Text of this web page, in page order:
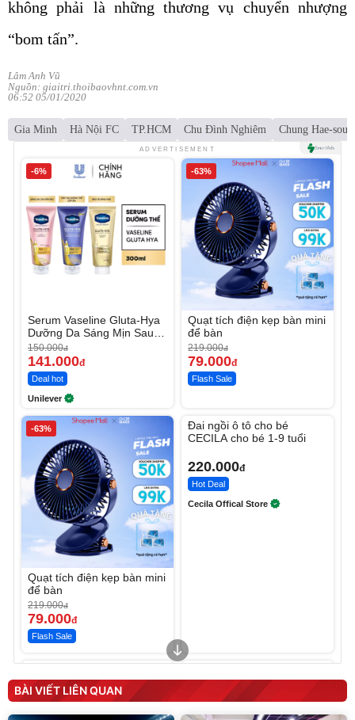
không phải là những thương vụ chuyển nhượng
“bom tấn”.
Lâm Anh Vũ
Nguồn: giaitri.thoibaovhnt.com.vn
06:52 05/01/2020
Gia Minh Hà Nội FC TP.HCM Chu Đình Nghiêm Chung Hae-
ADVERTISEMENT
-6%
Serum Vaseline Gluta-Hya
Dưỡng Da Sáng Mịn Sau 7
Ngày
150.000đ
141.000đ
Deal hot
Unilever
-63%
Quạt tích điện kẹp bàn mini
để bàn
219.000đ
79.000đ
Flash Sale
-63%
Quạt tích điện kẹp bàn mini
để bàn
219.000đ
79.000đ
Flash Sale
Đai ngồi ô tô cho bé
CECILA cho bé 1-9 tuổi
220.000đ
Hot Deal
Cecila Offical Store
tức thì Vaseline Body
190.000đ
138.330đ
D2-001 - Thông Minh
3.000.000
2.200.000đ
BÀI VIẾT LIÊN QUAN